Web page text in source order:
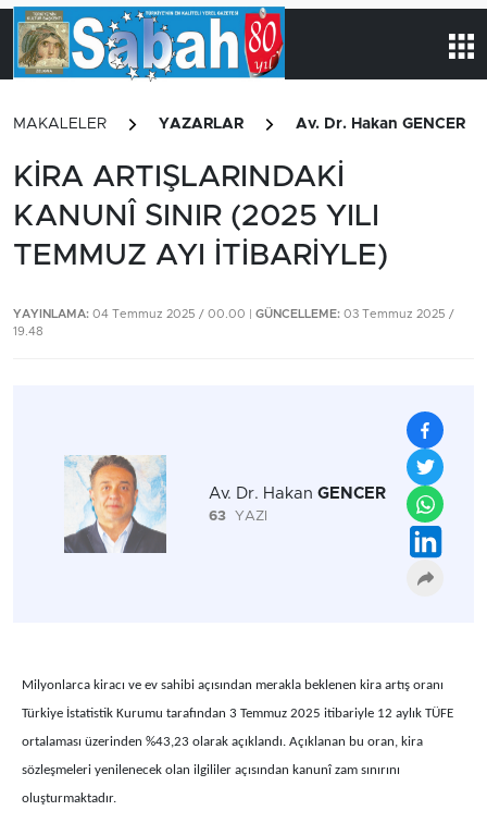
MAKALELER YAZARLAR Av. Dr. Hakan GENCER
KİRA ARTIŞLARINDAKİ
KANUNÎ SINIR (2025 YILI
TEMMUZ AYI İTİBARİYLE)
YAYINLAMA: 04 Temmuz 2025 / 00.00 | GÜNCELLEME: 03 Temmuz 2025 /
19.48
Av. Dr. Hakan GENCER
63 YAZI
Milyonlarca kiracı ve ev sahibi açısından merakla beklenen kira artış oranı
Türkiye İstatistik Kurumu tarafından 3 Temmuz 2025 itibariyle 12 aylık TÜFE
ortalaması üzerinden %43,23 olarak açıklandı. Açıklanan bu oran, kira
sözleşmeleri yenilenecek olan ilgililer açısından kanunî zam sınırını
oluşturmaktadır.